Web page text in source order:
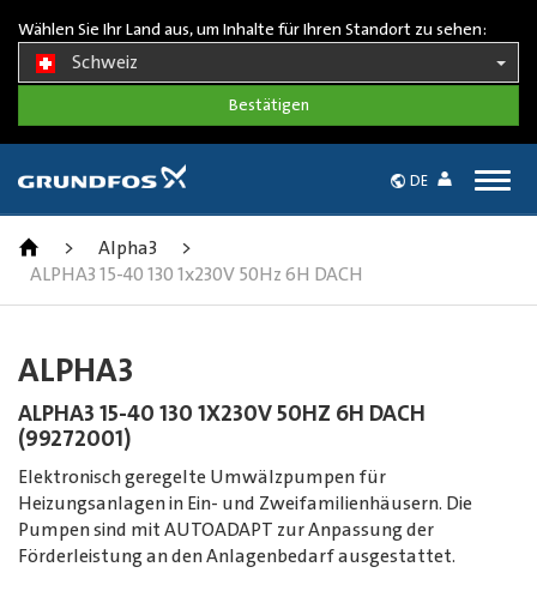
Wählen Sie Ihr Land aus, um Inhalte für Ihren Standort zu sehen:
Schweiz
DE
> Alpha3
>
ALPHA3 15-40 130 1x230V 50Hz 6H DACH
ALPHA3
ALPHA3 15-40 130 1X230V 50HZ 6H DACH
(99272001)
Elektronisch geregelte Umwälzpumpen für
Heizungsanlagen in Ein- und Zweifamilienhäusern. Die
Pumpen sind mit AUTOADAPT zur Anpassung der
Förderleistung an den Anlagenbedarf ausgestattet.